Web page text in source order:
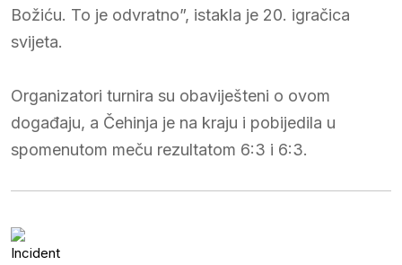
Božiću. To je odvratno”, istakla je 20. igračica
svijeta.
Organizatori turnira su obaviješteni o ovom
događaju, a Čehinja je na kraju i pobijedila u
spomenutom meču rezultatom 6:3 i 6:3.